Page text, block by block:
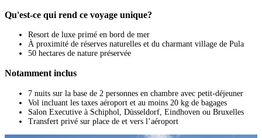
Qu'est-ce qui rend ce voyage unique?
Resort de luxe primé en bord de mer
À proximité de réserves naturelles et du charmant village de Pula
50 hectares de nature préservée
Notamment inclus
7 nuits sur la base de 2 personnes en chambre avec petit-déjeuner
Vol incluant les taxes aéroport et au moins 20 kg de bagages
Salon Executive à Schiphol, Düsseldorf, Eindhoven ou Bruxelles
Transfert privé sur place de et vers l’aéroport